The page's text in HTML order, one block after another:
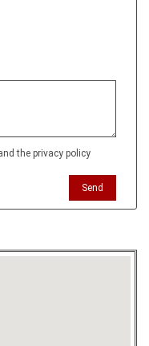
the privacy policy